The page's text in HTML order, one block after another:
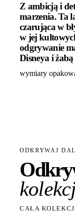
Z ambicją i
marzenia. Ta
czarująca w
w jej
odgrywanie
Disneya i
wymiary
ODKRYWAJ
CAŁA